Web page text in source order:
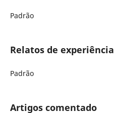
Padrão
Relatos de experiência
Padrão
Artigos comentado